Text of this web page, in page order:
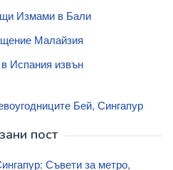
Измами в Бали
Малайзия
Испания извън
Бей, Сингапур
пост
Съвети за метро,